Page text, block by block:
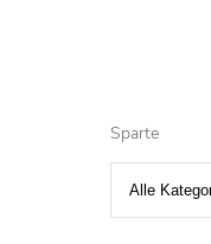
Sparte